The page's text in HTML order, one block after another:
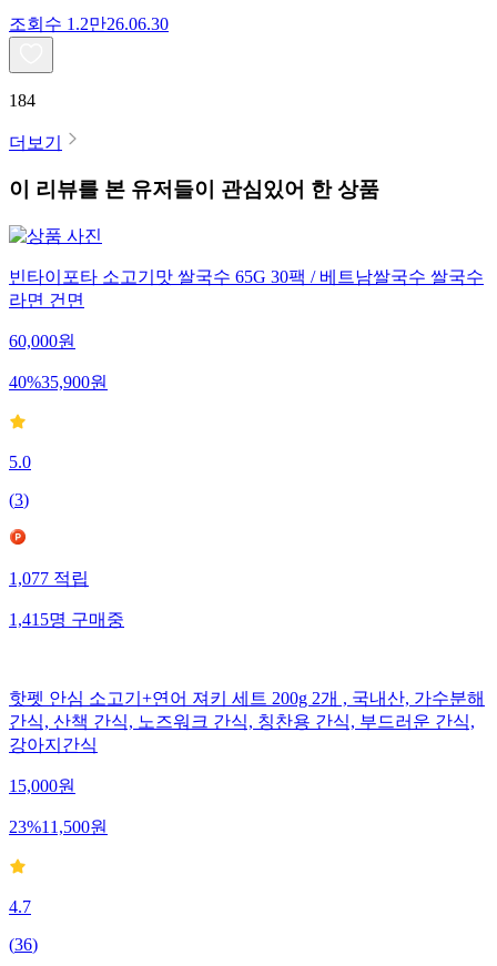
조회수 1.2만26.06.30
184
더보기
이 리뷰를 본 유저들이 관심있어 한 상품
빈타이포타 소고기맛 쌀국수 65G 30팩 / 베트남쌀국수 쌀국수
라면 건면
60,000원
40%35,900원
5.0
(3)
1,077 적립
1,415명 구매중
핫펫 안심 소고기+연어 져키 세트 200g 2개 , 국내산, 가수분해
간식, 산책 간식, 노즈워크 간식, 칭찬용 간식, 부드러운 간식,
강아지간식
15,000원
23%11,500원
4.7
(36)